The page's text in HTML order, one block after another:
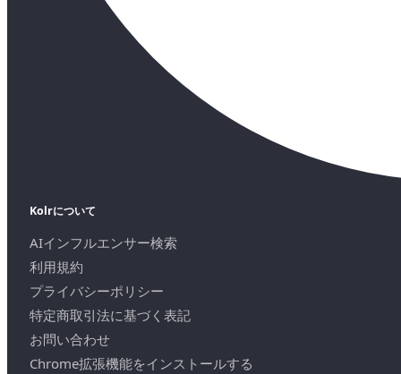
Kolrについて
AIインフルエンサー検索
利用規約
プライバシーポリシー
特定商取引法に基づく表記
お問い合わせ
Chrome拡張機能をインストールする